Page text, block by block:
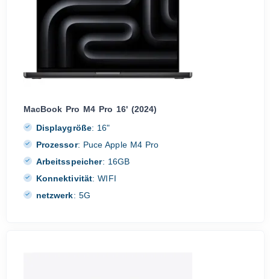
MacBook Pro M4 Pro 16' (2024)
Displaygröße: 16"
Prozessor: Puce Apple M4 Pro
Arbeitsspeicher: 16GB
Konnektivität: WIFI
netzwerk: 5G